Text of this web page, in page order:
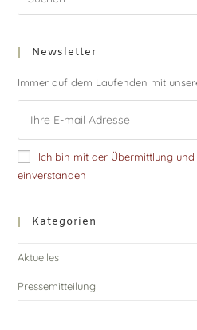
Newsletter
Immer auf dem Laufenden mit
Ich bin mit der Übermittlung
einverstanden
Kategorien
Aktuelles
Pressemitteilung